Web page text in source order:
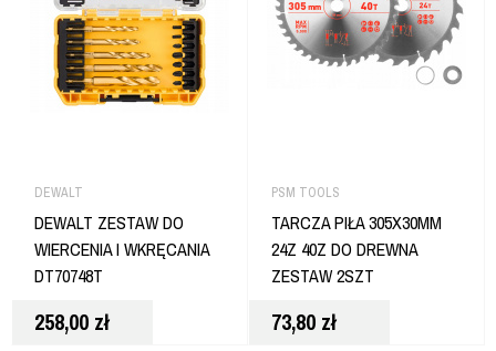
DEWALT
DEWALT ZESTAW DO
WIERCENIA I WKRĘCANIA
DT70748T
258,00 zł
PSM TOOLS
TARCZA PIŁA 305X30MM
24Z 40Z DO DREWNA
ZESTAW 2SZT
73,80 zł